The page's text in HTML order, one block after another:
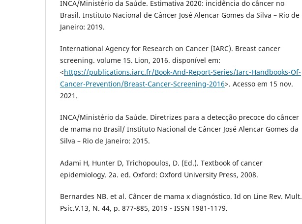
INCA/Ministério da Saúde. Estimativa 2020: incidência do câncer no
Brasil. Instituto Nacional de Câncer José Alencar Gomes da Silva – Rio de
Janeiro: 2019.
International Agency for Research on Cancer (IARC). Breast cancer
screening. volume 15. Lion, 2016. disponível em:
<https://publications.iarc.fr/Book-And-Report-Series/Iarc-Handbooks-Of-
Cancer-Prevention/Breast-Cancer-Screening-2016>. Acesso em 15 nov.
2021.
INCA/Ministério da Saúde. Diretrizes para a detecção precoce do câncer
de mama no Brasil/ Instituto Nacional de Câncer José Alencar Gomes da
Silva – Rio de Janeiro: 2015.
Adami H, Hunter D, Trichopoulos, D. (Ed.). Textbook of cancer
epidemiology. 2a. ed. Oxford: Oxford University Press, 2008.
Bernardes NB. et al. Câncer de mama x diagnóstico. Id on Line Rev. Mult.
Psic.V.13, N. 44, p. 877-885, 2019 - ISSN 1981-1179.